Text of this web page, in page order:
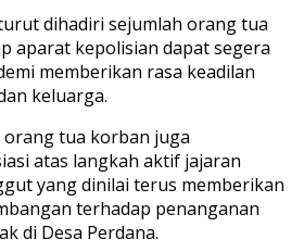
dihadiri sejumlah orang tua
aparat kepolisian dapat segera
memberikan rasa keadilan
keluarga.
tua korban juga
atas langkah aktif jajaran
yang dinilai terus memberikan
terhadap penanganan
di Desa Perdana.